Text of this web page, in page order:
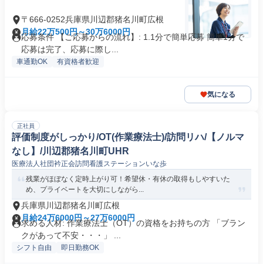
〒666-0252兵庫県川辺郡猪名川町広根
月給22万500円～30万6000円
応募条件 【ご応募からの流れ】: 1.1分で簡単応募 簡単1分で
応募は完了、応募に際し...
車通勤OK 有資格者歓迎
気になる
正社員
評価制度がしっかり/OT(作業療法士)/訪問リハ/【ノルマ
なし】/川辺郡猪名川町UHR
医療法人社団衿正会訪問看護ステーションいな歩
残業がほぼなく定時上がり可！希望休・有休の取得もしやすいた
め、プライベートを大切にしながら...
兵庫県川辺郡猪名川町広根
月給24万6000円～27万6000円
求める人材: 作業療法士（OT）の資格をお持ちの方 「ブラン
クがあって不安・・・」 ...
シフト自由 即日勤務OK